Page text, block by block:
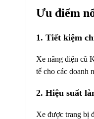
Ưu điểm
1. Tiết kiệm
Xe nâng điện cũ
tế cho các doanh
2. Hiệu suất
Xe được trang bị